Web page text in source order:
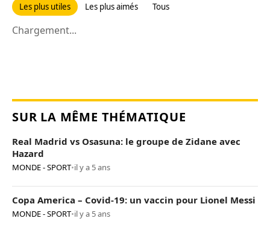
Les plus utiles Les plus aimés Tous
Chargement...
SUR LA MÊME THÉMATIQUE
Real Madrid vs Osasuna: le groupe de Zidane avec
Hazard
MONDE - SPORT•il y a 5 ans
Copa America – Covid-19: un vaccin pour Lionel Messi
MONDE - SPORT•il y a 5 ans